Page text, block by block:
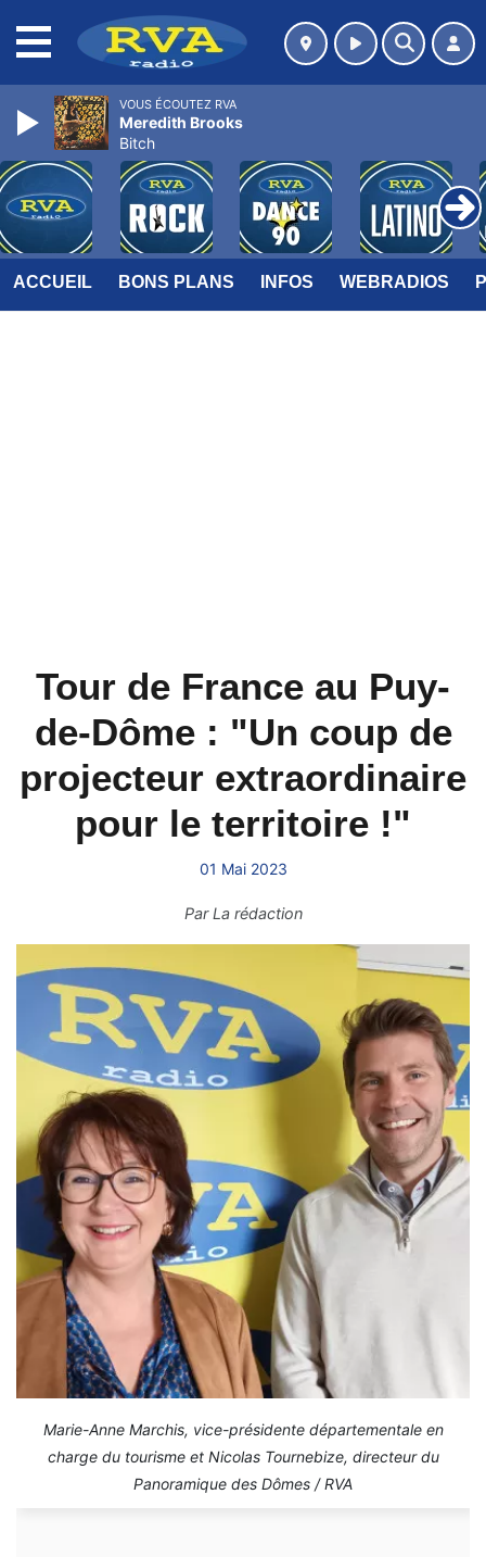
ACCUEIL BONS PLANS INFOS WEBRADIOS
Tour de France au Puy-
de-Dôme : "Un coup de
projecteur extraordinaire
pour le territoire !"
01 Mai 2023
ParLa rédaction
Marie-Anne Marchis, vice-présidente départementale en
charge du tourisme et Nicolas Tournebize, directeur du
Panoramique des Dômes / RVA
VOUS ÉCOUTEZ RVA
Meredith Brooks
Bitch